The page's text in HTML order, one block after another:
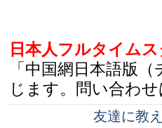
日本人フルタイム
「中国網日本語版
じます。問い合わ
友達に教